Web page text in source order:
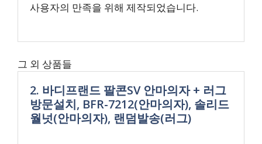
사용자의 만족을 위해 제작되었습니다.
그 외 상품들
2. 바디프랜드 팔콘SV 안마의자 + 러그
방문설치, BFR-7212(안마의자), 솔리드
월넛(안마의자), 랜덤발송(러그)